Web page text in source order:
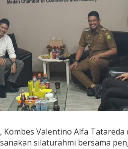
Kombes Valentino Alfa Tatareda
silaturahmi bersama